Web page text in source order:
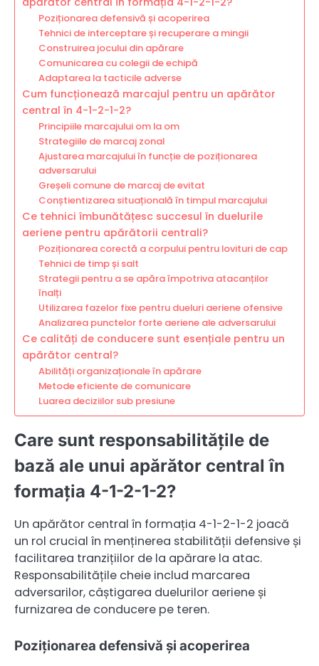
Poziționarea defensivă și acoperirea
Tehnici de interceptare și recuperare a mingii
Construirea jocului din apărare
Comunicarea cu colegii de echipă
Adaptarea la tacticile adverse
Cum funcționează marcajul pentru un apărător
central în 4-1-2-1-2?
Principiile marcajului om la om
Strategiile de marcaj zonal
Ajustarea marcajului în funcție de poziționarea
adversarului
Greșeli comune de marcaj de evitat
Conștientizarea situațională în timpul marcajului
Ce tehnici îmbunătățesc succesul în duelurile
aeriene pentru apărătorii centrali?
Poziționarea corectă a corpului pentru lovituri de cap
Tehnici de timp și salt
Strategii pentru a se apăra împotriva atacanților
înalți
Utilizarea fazelor fixe pentru dueluri aeriene ofensive
Analizarea punctelor forte aeriene ale adversarului
Ce calități de conducere sunt esențiale pentru un
apărător central?
Abilități organizaționale în apărare
Metode eficiente de comunicare
Luarea deciziilor sub presiune
Care sunt responsabilitățile de
bază ale unui apărător central în
formația 4-1-2-1-2?
Un apărător central în formația 4-1-2-1-2 joacă
un rol crucial în menținerea stabilității defensive și
facilitarea tranzițiilor de la apărare la atac.
Responsabilitățile cheie includ marcarea
adversarilor, câștigarea duelurilor aeriene și
furnizarea de conducere pe teren.
Poziționarea defensivă și acoperirea